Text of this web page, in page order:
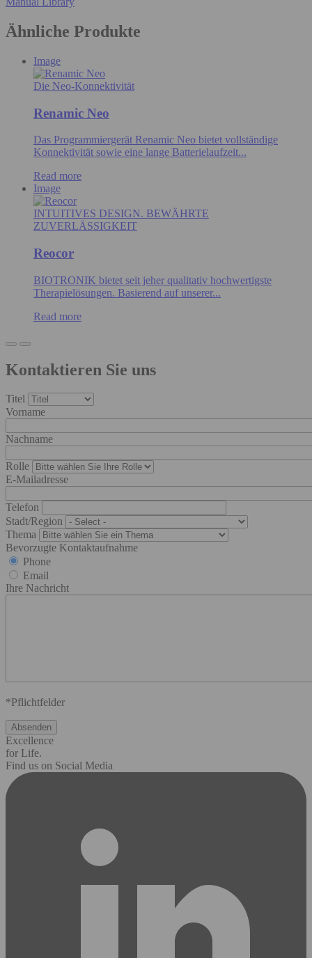
Ähnliche Produkte
Image
Die Neo-Konnektivität
Renamic Neo
Das Programmiergerät Renamic Neo bietet vollständige
Konnektivität sowie eine lange Batterielaufzeit...
Read more
Image
INTUITIVES DESIGN. BEWÄHRTE
ZUVERLÄSSIGKEIT
Reocor
BIOTRONIK bietet seit jeher qualitativ hochwertigste
Therapielösungen. Basierend auf unserer...
Read more
Kontaktieren Sie uns
Titel
Vorname
Nachname
Rolle
E-Mailadresse
Telefon
Stadt/Region
Thema
Bevorzugte Kontaktaufnahme
Phone
Email
Ihre Nachricht
*Pflichtfelder
Excellence
for Life.
Find us on Social Media